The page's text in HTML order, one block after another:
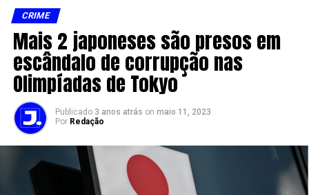
CRIME
Mais 2 japoneses são presos em
escândalo de corrupção nas
Olimpíadas de Tokyo
Publicado 3 anos atrás on maio 11, 2023
Por Redação